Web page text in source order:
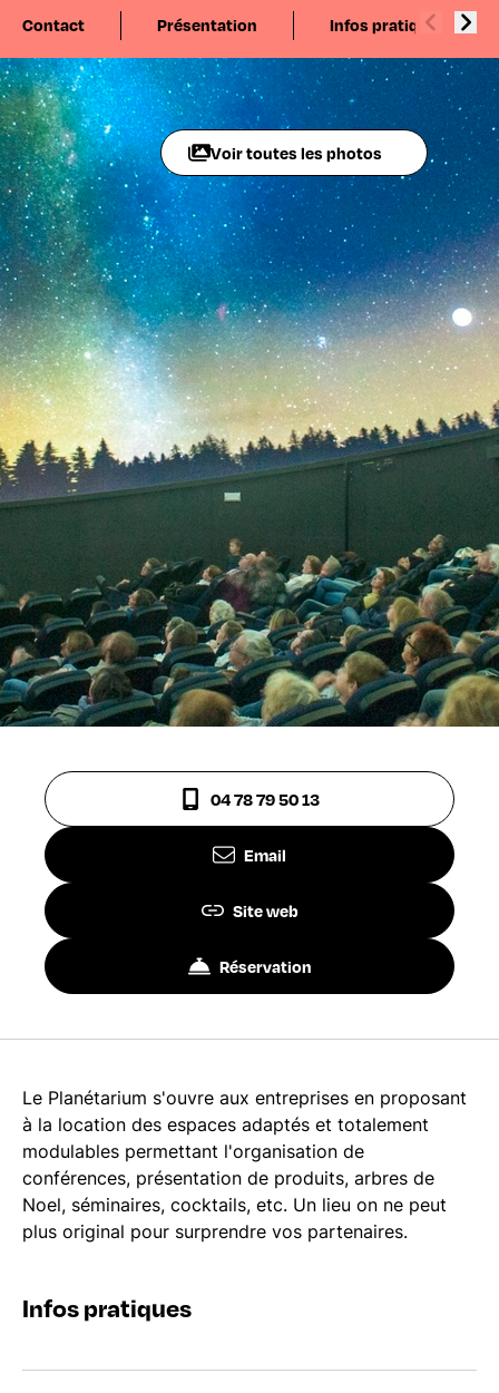
Contact Présentation Infos pratiques
Voir toutes les photos
04 78 79 50 13
Email
Site web
Réservation
Le Planétarium s'ouvre aux entreprises en proposant
à la location des espaces adaptés et totalement
modulables permettant l'organisation de
conférences, présentation de produits, arbres de
Noel, séminaires, cocktails, etc. Un lieu on ne peut
plus original pour surprendre vos partenaires.
Infos pratiques